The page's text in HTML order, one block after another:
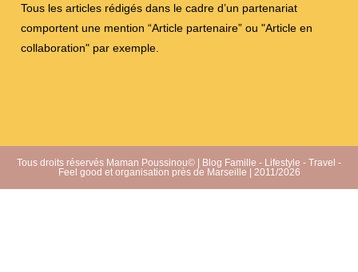
Tous les articles rédigés dans le cadre d’un partenariat
comportent une mention “Article partenaire” ou "Article en
collaboration" par exemple.
Tous droits réservés Maman Poussinou© | Blog Famille - Lifestyle - Travel -
Feel good et organisation près de Marseille | 2011/2026